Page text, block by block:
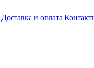
Доставка и оплата